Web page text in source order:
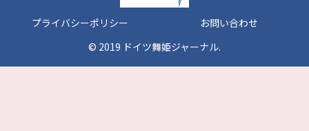
プライバシーポリシー
お問い合わせ
© 2019 ドイツ舞姫ジャーナル.